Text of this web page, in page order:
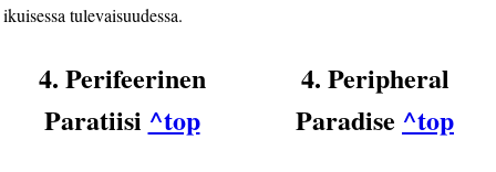
ikuisessa tulevaisuudessa.
4. Perifeerinen
Paratiisi ^top
4. Peripheral
Paradise ^top